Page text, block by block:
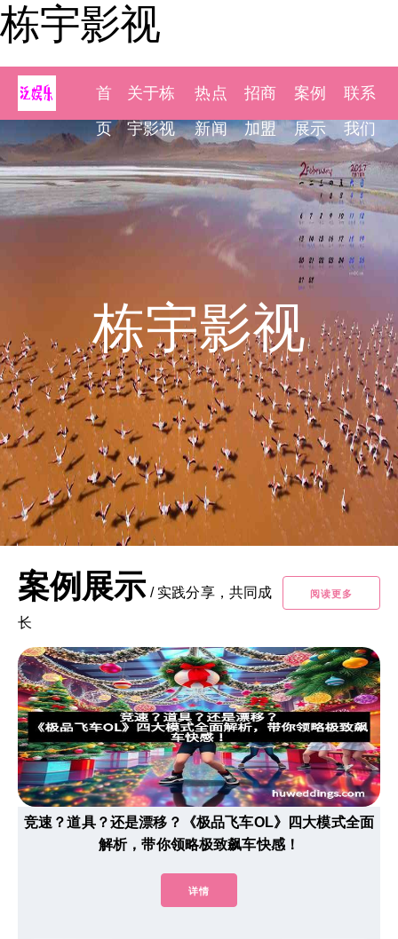
栋宇影视
首
页
关于栋
宇影视
热点
新闻
招商
加盟
案例
展示
联系
我们
栋宇影视
案例展示 / 实践分享，共同成
长
阅读更多
竞速？道具？还是漂移？《极品飞车OL》四大模式全面
解析，带你领略极致飙车快感！
详情